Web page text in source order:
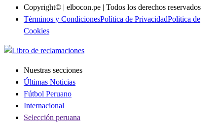
Copyright© | elbocon.pe | Todos los derechos reservados
Términos y CondicionesPolítica de PrivacidadPolitica de
Cookies
Nuestras secciones
Últimas Noticias
Fútbol Peruano
Internacional
Selección peruana